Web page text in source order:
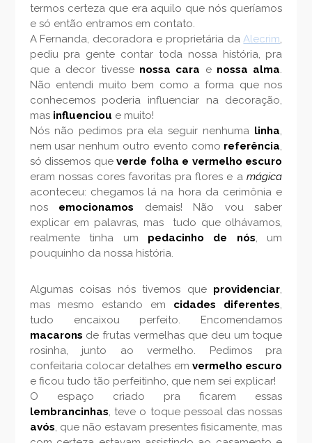
termos certeza que era aquilo que nós queríamos
e só então entramos em contato.
A Fernanda, decoradora e proprietária da Alecrim
pediu pra gente contar toda nossa história, pra
que a decor tivesse nossa cara e nossa alma
Não entendi muito bem como a forma que nos
conhecemos poderia influenciar na decoração,
mas influenciou e muito!
Nós não pedimos pra ela seguir nenhuma linha
nem usar nenhum outro evento como referência
só dissemos queverde folha e vermelho escuro
eram nossas cores favoritas pra flores e amágica
aconteceu: chegamos lá na hora da cerimônia e
nos emocionamos demais! Não vou saber
explicar em palavras, mas tudo que olhávamos,
realmente tinha um pedacinho de nós , um
pouquinho da nossa história.
Algumas coisas nós tivemos que providenciar
mas mesmo estando em cidades diferentes
tudo encaixou perfeito. Encomendamos
macarons de frutas vermelhas que deu um toque
rosinha, junto ao vermelho. Pedimos pra
confeitaria colocar detalhes emvermelho escuro
e ficou tudo tão perfeitinho, que nem sei explicar!
O espaço criado pra ficarem essas
lembrancinhas , teve o toque pessoal das nossas
avós , que não estavam presentes fisicamente, mas